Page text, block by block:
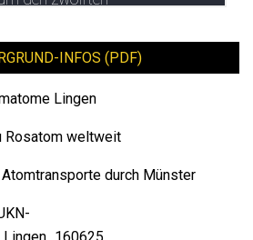
INFOS (PDF)
Lingen
Rosatom weltweit
Atomtransporte durch Münster